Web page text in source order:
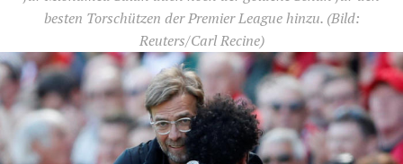
besten Torschützen der Premier League hinzu.(Bild:
Reuters/Carl Recine)